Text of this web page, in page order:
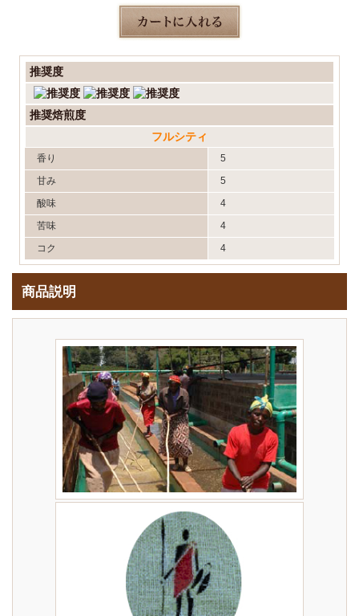
推奨度
推奨焙煎度
フルシティ
香り
5
甘み
5
酸味
4
苦味
4
コク
4
商品説明